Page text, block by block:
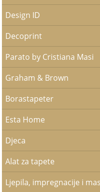
Design ID
Decoprint
Parato by Cristiana Masi
Graham & Brown
Borastapeter
Esta Home
Djeca
Alat za tapete
Ljepila, impregnacije i